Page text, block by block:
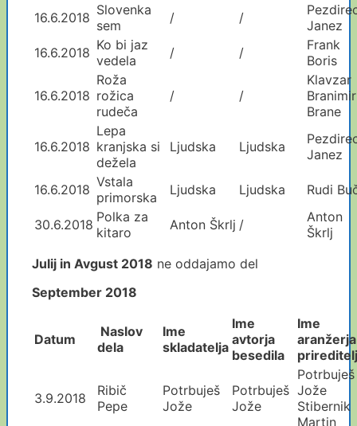
16.6.2018 Slovenka
sem
/ /
Janez
16.6.2018 Ko bi jaz
vedela
/ /
Frank
Boris
16.6.2018
Roža
rožica
rudeča
/ /
Klavzar
Branimir
Brane
16.6.2018
Lepa
kranjska si
dežela
Ljudska Ljudska
Janez
16.6.2018 Vstala
primorska
Ljudska Ljudska Rudi
30.6.2018 Polka za
kitaro
Anton Škrlj /
Anton
Škrlj
Julij in Avgust 2018 ne oddajamo del
September 2018
Datum
Naslov
dela
Ime
skladatelja
Ime
avtorja
besedila
Ime
aranžerja
prireditelj
3.9.2018
Ribič
Pepe
Potrbuješ
Jože
Potrbuješ
Jože
Potrbuješ
Jože
Stibernik
Martin